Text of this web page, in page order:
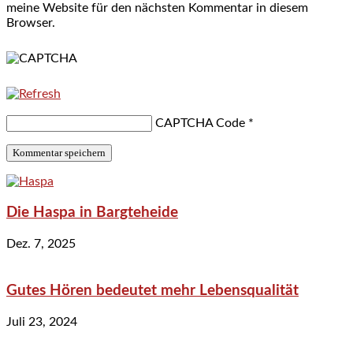
meine Website für den nächsten Kommentar in diesem
Browser.
CAPTCHA Code *
Die Haspa in Bargteheide
Dez. 7, 2025
Gutes Hören bedeutet mehr Lebensqualität
Juli 23, 2024